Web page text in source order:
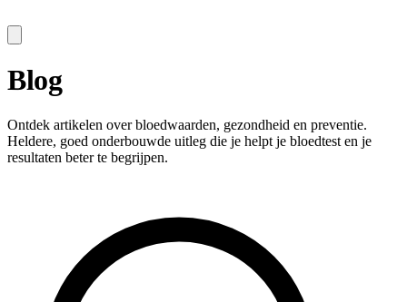
Blog
Ontdek artikelen over bloedwaarden, gezondheid en preventie.
Heldere, goed onderbouwde uitleg die je helpt je bloedtest en je
resultaten beter te begrijpen.